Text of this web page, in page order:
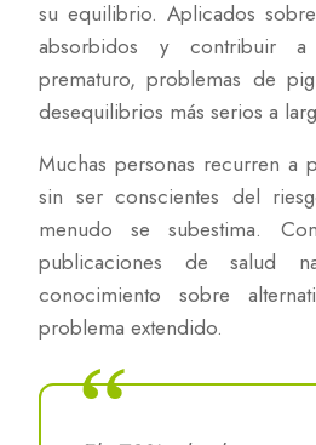
su equilibrio. Aplicados
absorbidos y contribuir a
prematuro, problemas de
desequilibrios más serios a
Muchas personas recurren a
sin ser conscientes del
menudo se subestima.
publicaciones de salud
conocimiento sobre
problema extendido.